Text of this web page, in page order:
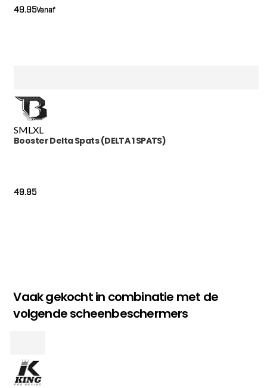
Vanaf
49.95
SMLXL
Booster Delta Spats (DELTA 1 SPATS)
49.95
Vaak gekocht in combinatie met de
volgende scheenbeschermers